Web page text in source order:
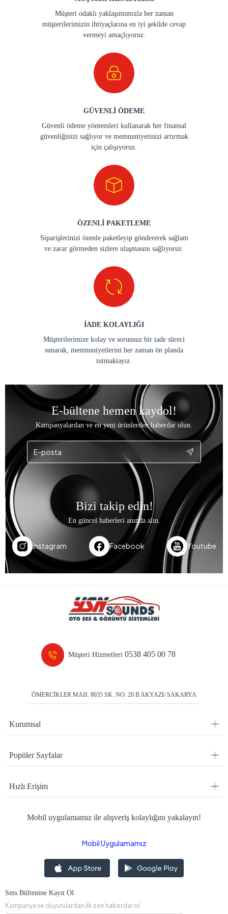
Müşteri odaklı yaklaşımımızla her zaman
müşterilerimizin ihtiyaçlarına en iyi şekilde cevap
vermeyi amaçlıyoruz.
GÜVENLİ ÖDEME
Güvenli ödeme yöntemleri kullanarak her finansal
güvenliğinizi sağlıyor ve memnuniyetinizi artırmak
için çalışıyoruz.
ÖZENLİ PAKETLEME
Siparişlerinizi özenle paketleyip göndererek sağlam
ve zarar görmeden sizlere ulaşmasını sağlıyoruz.
İADE KOLAYLIĞI
Müşterilerimize kolay ve sorunsuz bir iade süreci
sunarak, memnuniyetlerini her zaman ön planda
tutmaktayız.
E-bültene hemen kaydol!
Kampanyalardan ve en yeni ürünlerden haberdar olun.
Bizi takip edin!
En güncel haberleri anında alın.
Instagram Facebook Youtube
Müşteri Hizmetleri0538 405 00 78
ÖMERCİKLER MAH. 8035 SK. NO: 20 B AKYAZI/ SAKARYA
Kurumsal
Popüler Sayfalar
Hızlı Erişim
Mobil uygulamamız ile alışveriş kolaylığını yakalayın!
Mobil Uygulamamız
Sms Bültenine Kayıt Ol
Kampanya ve duyurulardan ilk sen haberdar ol.